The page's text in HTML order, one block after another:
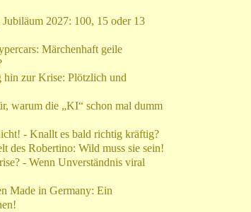
2027: 100, 15 oder 13
Märchenhaft geile
zur Krise: Plötzlich und
warum die „KI“ schon mal dumm
- Knallt es bald richtig kräftig?
des Robertino: Wild muss sie sein!
- Wenn Unverständnis viral
Made in Germany: Ein